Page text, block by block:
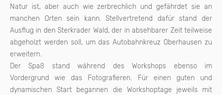
Natur ist, aber auch wie zerbrechlich und gefährdet sie an
manchen Orten sein kann. Stellvertretend dafür stand der
Ausflug in den Sterkrader Wald, der in absehbarer Zeit teilweise
abgeholzt werden soll, um das Autobahnkreuz Oberhausen zu
erweitern.
Der Spaß stand während des Workshops ebenso im
Vordergrund wie das Fotografieren. Für einen guten und
dynamischen Start begannen die Workshoptage jeweils mit